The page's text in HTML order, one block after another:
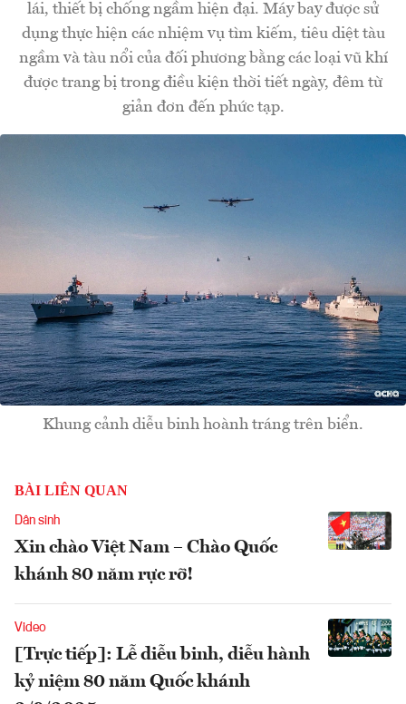
lái, thiết bị chống ngầm hiện đại. Máy bay được sử
dụng thực hiện các nhiệm vụ tìm kiếm, tiêu diệt tàu
ngầm và tàu nổi của đối phương bằng các loại vũ khí
được trang bị trong điều kiện thời tiết ngày, đêm từ
giản đơn đến phức tạp.
Khung cảnh diễu binh hoành tráng trên biển.
BÀI LIÊN QUAN
Dân sinh
Xin chào Việt Nam – Chào Quốc
khánh 80 năm rực rỡ!
Video
[Trực tiếp]: Lễ diễu binh, diễu hành
kỷ niệm 80 năm Quốc khánh